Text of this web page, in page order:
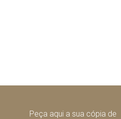
Peça aqui a sua cópia de